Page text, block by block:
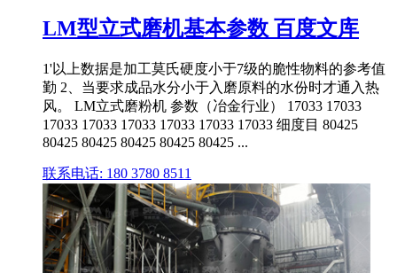
LM型立式磨机基本参数 百度文库
1'以上数据是加工莫氏硬度小于7级的脆性物料的参考值
勤 2、当要求成品水分小于入磨原料的水份时才通入热
风。 LM立式磨粉机 参数（冶金行业） 17033 17033
17033 17033 17033 17033 17033 17033 细度目 80425
80425 80425 80425 80425 80425 ...
联系电话: 180 3780 8511